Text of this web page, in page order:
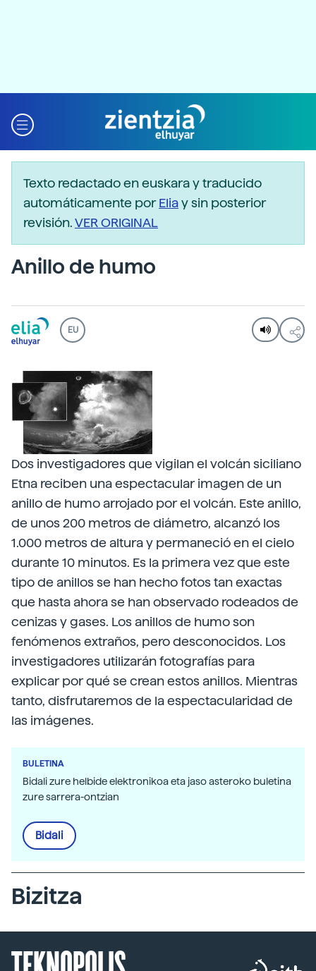
Texto redactado en euskara y traducido
automáticamente porEliay sin posterior
revisión.VER ORIGINAL
Anillo de humo
EU
Dos investigadores que vigilan el volcán siciliano
Etna reciben una espectacular imagen de un
anillo de humo arrojado por el volcán. Este anillo,
de unos 200 metros de diámetro, alcanzó los
1.000 metros de altura y permaneció en el cielo
durante 10 minutos. Es la primera vez que este
tipo de anillos se han hecho fotos tan exactas
que hasta ahora se han observado rodeados de
cenizas y gases. Los anillos de humo son
fenómenos extraños, pero desconocidos. Los
investigadores utilizarán fotografías para
explicar por qué se crean estos anillos. Mientras
tanto, disfrutaremos de la espectacularidad de
las imágenes.
BULETINA
Bidali zure helbide elektronikoa eta jaso asteroko buletina
zure sarrera-ontzian
Bidali
Bizitza